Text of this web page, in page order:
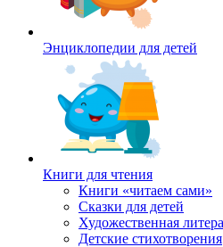
Энциклопедии для детей
Книги для чтения
Книги «читаем сами»
Сказки для детей
Художественная
Детские стихотворения